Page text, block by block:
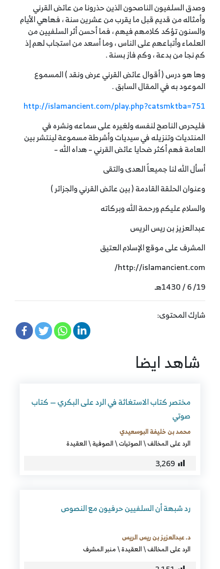
وصدق السلفيون الناصحون الذين حذرونا من عائض القرني
وأمثاله من قديم قبل ما يقرب من عشرين سنة ، فهاهي الأيام
والسنون تؤكد كلامهم فيهم ، فما أحسن أثر السلفيين من
العلماء وأتباعهم على الناس ، وما أسعد من استجاب لهم إذ
كم نجا من بدعة ، وكم فاز بسنة .
وها هو درس ( أقوال عائض القرني عرض ونقد ) المسموع
الموعود به في المقال السابق .
http://islamancient.com/play.php?catsmktba=751
فليحرص الناصح لنفسه ولغيره على سماعه ونشره في
المنتديات وتنزيله في سيديات وأشرطة مسموعة لينتشر بين
العامة فهم أكثر ضحايا عائض القرني – هداه الله –
أسأل الله لنا جميعاً الهدى والتقى
وعنوان الحلقة القادمة ( بين عائض القرني والجزائر )
والسلام عليكم ورحمة الله وبركاته
عبدالعزيز بن ريس الريس
المشرف على موقع الإسلام العتيق
http://islamancient.com/
19/ 6 / 1430هـ
شارك المحتوى:
شاهد ايضا
مختصر كتاب الاستغاثة في الرد على البكري — كتاب
صوتي
محمد بن خليفة البوسعيدي
الرد على المخالف\الصوتيات\الصوفية\العقيدة
3٬269
رد شبهة أن السلفيين حرفيون مع النصوص
د. عبدالعزيز بن ريس الريس
الرد على المخالف\العقيدة\منبر المشرف